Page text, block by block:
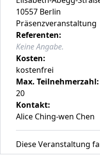
10557 Berlin
Präsenzveranstaltung
Referenten:
Keine Angabe.
Kosten:
kostenfrei
Max. Teilnehmerzahl:
20
Kontakt:
Alice Ching-wen Chen
Diese Veranstaltung